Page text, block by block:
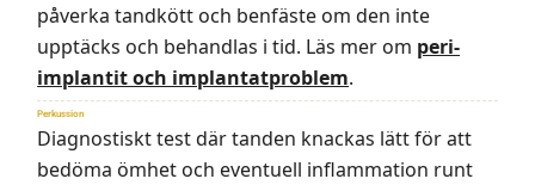
påverka tandkött och benfäste om den inte
upptäcks och behandlas i tid. Läs mer om peri-
implantit och implantatproblem.
Perkussion
Diagnostiskt test där tanden knackas lätt för att
bedöma ömhet och eventuell inflammation runt